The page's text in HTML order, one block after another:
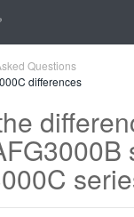
Questions
differences